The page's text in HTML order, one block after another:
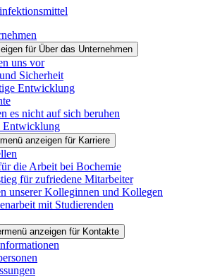
für Über das Unternehmen
uns vor
Sicherheit
Entwicklung
es nicht auf sich beruhen
Entwicklung
anzeigen für Karriere
die Arbeit bei Bochemie
für zufriedene Mitarbeiter
unserer Kolleginnen und Kollegen
mit Studierenden
anzeigen für Kontakte